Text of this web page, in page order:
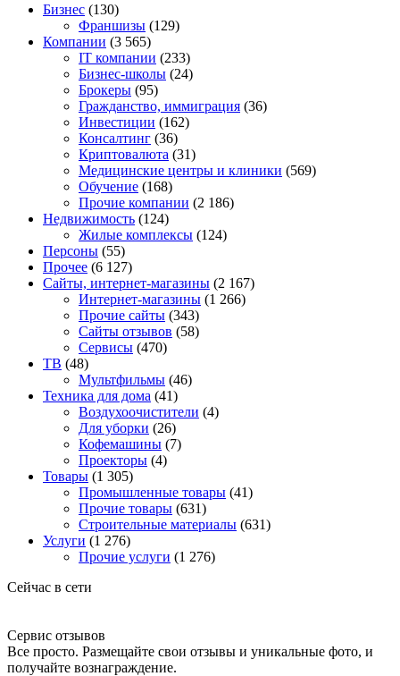
Бизнес (130)
Франшизы (129)
Компании (3 565)
IT компании (233)
Бизнес-школы (24)
Брокеры (95)
Гражданство, иммиграция (36)
Инвестиции (162)
Консалтинг (36)
Криптовалюта (31)
Медицинские центры и клиники (569)
Обучение (168)
Прочие компании (2 186)
Недвижимость (124)
Жилые комплексы (124)
Персоны (55)
Прочее (6 127)
Сайты, интернет-магазины (2 167)
Интернет-магазины (1 266)
Прочие сайты (343)
Сайты отзывов (58)
Сервисы (470)
ТВ (48)
Мультфильмы (46)
Техника для дома (41)
Воздухоочистители (4)
Для уборки (26)
Кофемашины (7)
Проекторы (4)
Товары (1 305)
Промышленные товары (41)
Прочие товары (631)
Строительные материалы (631)
Услуги (1 276)
Прочие услуги (1 276)
Сейчас в сети
Сервис отзывов
Все просто. Размещайте свои отзывы и уникальные фото, и
получайте вознаграждение.